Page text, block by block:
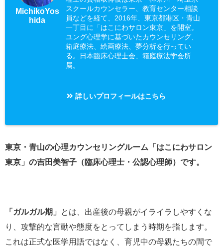
MichikoYos
hida
スクールカウンセラー、教育センター相談
員などを経て、2016年、東京都港区・青山
一丁目に「はこにわサロン東京」を開室。
ユング心理学に基づいたカウンセリング、
箱庭療法、絵画療法、夢分析を行ってい
る。日本臨床心理士会、箱庭療法学会所
属。
詳しいプロフィールはこちら
東京・青山の心理カウンセリングルーム「はこにわサロン
東京」の吉田美智子（臨床心理士・公認心理師）です。
「ガルガル期」
とは、出産後の母親がイライラしやすくな
り、攻撃的な言動や態度をとってしまう時期を指します。
これは正式な医学用語ではなく、育児中の母親たちの間で